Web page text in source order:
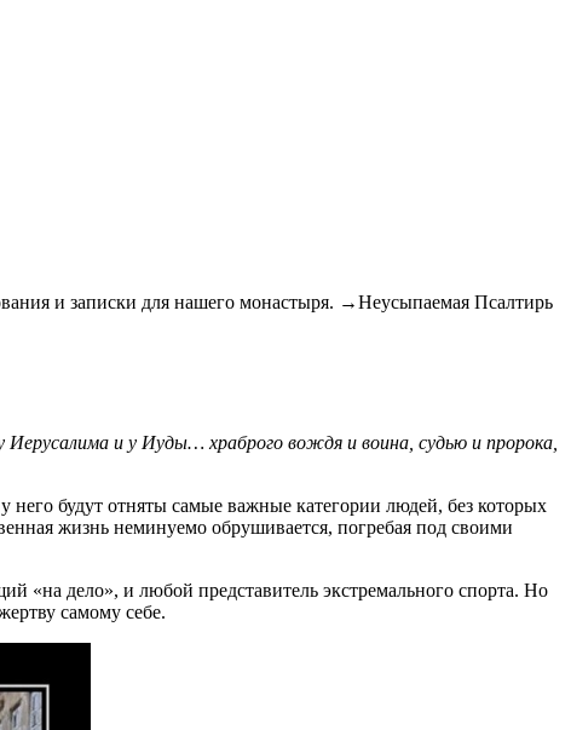
и записки для нашего монастыря. →Неусыпаемая Псалтирь
и у Иуды… храброго вождя и воина, судью и пророка,
него будут отняты самые важные категории людей, без которых
жизнь неминуемо обрушивается, погребая под своими
«на дело», и любой представитель экстремального спорта. Но
самому себе.